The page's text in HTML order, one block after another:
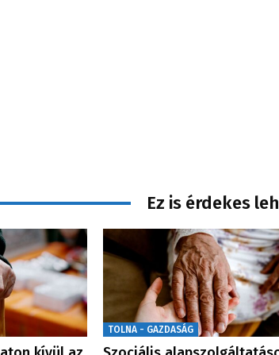
Ez is érdekes
TOLNA - GAZDASÁG